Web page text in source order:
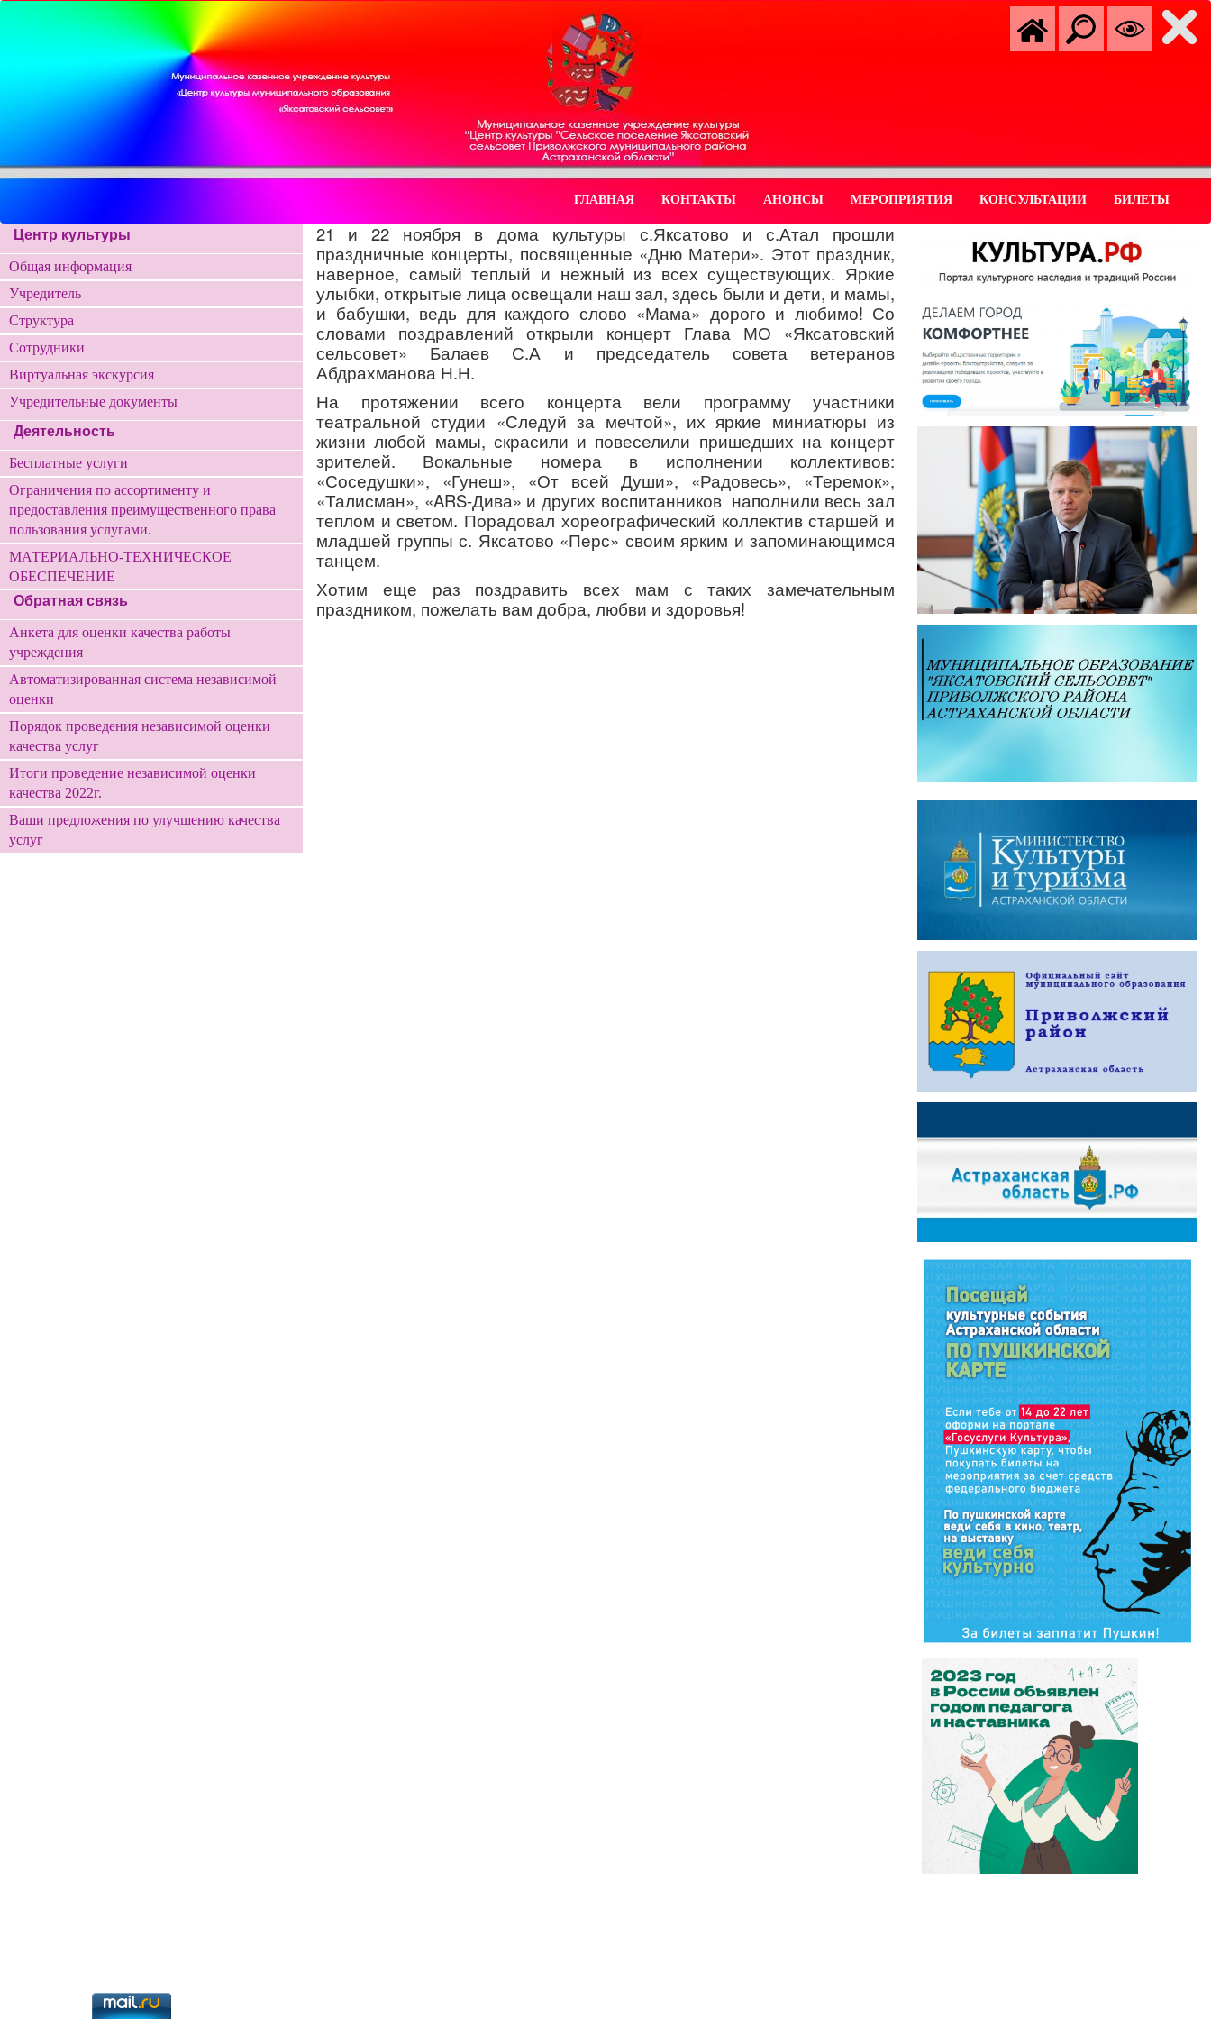
ГЛАВНАЯ КОНТАКТЫ АНОНСЫ МЕРОПРИЯТИЯ КОНСУЛЬТАЦИИ БИЛЕТЫ
Центр культуры
Общая информация
Учредитель
Структура
Сотрудники
Виртуальная экскурсия
Учредительные документы
Деятельность
Бесплатные услуги
Ограничения по ассортименту и
предоставления преимущественного права
пользования услугами.
МАТЕРИАЛЬНО-ТЕХНИЧЕСКОЕ
ОБЕСПЕЧЕНИЕ
Обратная связь
Анкета для оценки качества работы
учреждения
Автоматизированная система независимой
оценки
Порядок проведения независимой оценки
качества услуг
Итоги проведение независимой оценки
качества 2022г.
Ваши предложения по улучшению качества
услуг
21 и 22 ноября в дома культуры с.Яксатово и с.Атал прошли
праздничные концерты, посвященные «Дню Матери». Этот праздник,
наверное, самый теплый и нежный из всех существующих. Яркие
улыбки, открытые лица освещали наш зал, здесь были и дети, и мамы,
и бабушки, ведь для каждого слово «Мама» дорого и любимо! Со
словами поздравлений открыли концерт Глава МО «Яксатовский
сельсовет» Балаев С.А и председатель совета ветеранов
Абдрахманова Н.Н.
На протяжении всего концерта вели программу участники
театральной студии «Следуй за мечтой», их яркие миниатюры из
жизни любой мамы, скрасили и повеселили пришедших на концерт
зрителей. Вокальные номера в исполнении коллективов:
«Соседушки», «Гунеш», «От всей Души», «Радовесь», «Теремок»,
«Талисман», «ARS-Дива» и других воспитанников наполнили весь зал
теплом и светом. Порадовал хореографический коллектив старшей и
младшей группы с. Яксатово «Перс» своим ярким и запоминающимся
танцем.
Хотим еще раз поздравить всех мам с таких замечательным
праздником, пожелать вам добра, любви и здоровья!